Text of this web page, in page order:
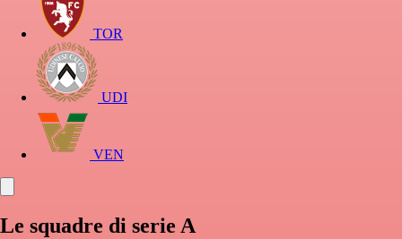
TOR
UDI
VEN
Le squadre di serie A